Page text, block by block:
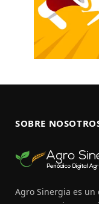
SOBRE
Agro Sinergia es